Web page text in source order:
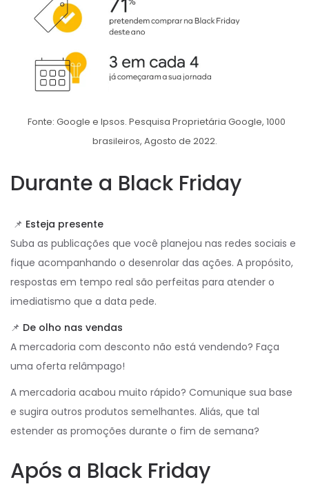
Fonte: Google e Ipsos. Pesquisa Proprietária Google, 1000
brasileiros, Agosto de 2022.
Durante a Black Friday
📌 Esteja presente
Suba as publicações que você planejou nas redes sociais e
fique acompanhando o desenrolar das ações. A propósito,
respostas em tempo real são perfeitas para atender o
imediatismo que a data pede.
📌 De olho nas vendas
A mercadoria com desconto não está vendendo? Faça
uma oferta relâmpago!
A mercadoria acabou muito rápido? Comunique sua base
e sugira outros produtos semelhantes. Aliás, que tal
estender as promoções durante o fim de semana?
Após a Black Friday